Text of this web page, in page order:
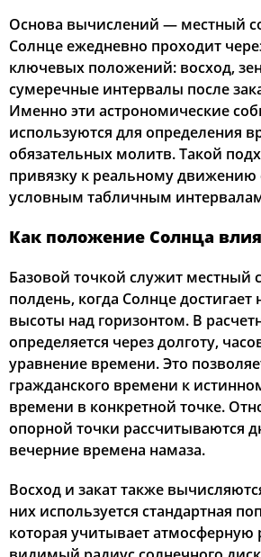
18, Вт 03:31 05:31 12:45
19, Ср 03:34 05:33 12:45
20, Чт 03:36 05:34 12:45
21, Пт 03:39 05:36 12:44
22, Сб 03:41 05:38 12:44
05:39
25, Вт 03:48 05:42 12:43
26, Ср 03:51 05:44 12:43
27, Чт 03:53 05:46 12:43
28, Пт 03:56 05:47 12:43
30, Вс 04:00 05:50 12:42
31, Пн 04:02 05:52 12:42
Основа вычислений — местный
Солнце ежедневно проходит
ключевых положений: восход,
сумеречные интервалы после
Именно эти астрономические
используются для определения
обязательных молитв. Такой
привязку к реальному движению
условным табличным
Как положение Солнца
Базовой точкой служит местный
полдень, когда Солнце
высоты над горизонтом. В
определяется через долготу,
уравнение времени. Это
гражданского времени к
времени в конкретной точке.
опорной точки рассчитываются
вечерние времена намаза.
Восход и закат также
них используется стандартная
которая учитывает